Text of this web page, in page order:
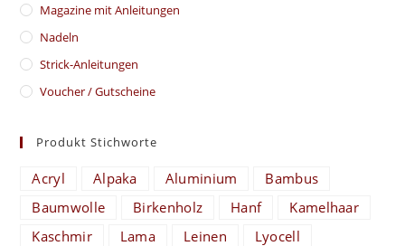
Magazine mit Anleitungen
Nadeln
Strick-Anleitungen
Voucher / Gutscheine
Produkt Stichworte
Acryl Alpaka Aluminium
Bambus
Baumwolle
Birkenholz Hanf
Kamelhaar
Kaschmir
Lama Leinen
Lyocell